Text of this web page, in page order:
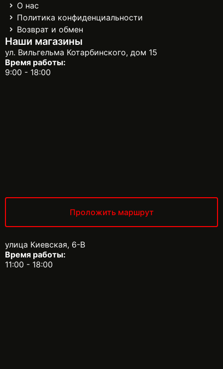
О нас
Политика конфиденциальности
Возврат и обмен
Наши магазины
ул. Вильгельма Котарбинского, дом 15
Время работы:
9:00 - 18:00
Проложить маршрут
улица Киевская, 6-В
Время работы:
11:00 - 18:00